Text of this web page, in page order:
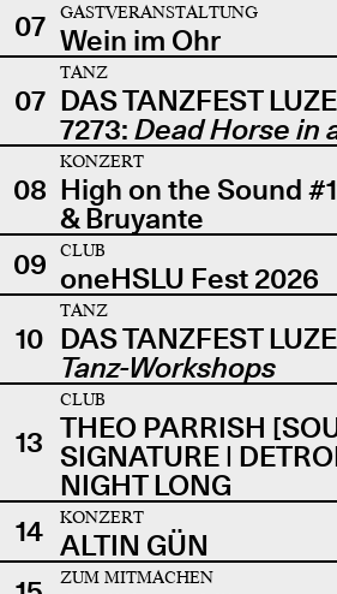
07
GASTVERANSTALTUNG
Wein im Ohr
07
TANZ
DAS TANZFEST
7273: Dead Horse in
08
KONZERT
High on the Sound
& Bruyante
09
CLUB
oneHSLU Fest 2026
10
TANZ
DAS TANZFEST
Tanz-Workshops
13
CLUB
THEO PARRISH
SIGNATURE |
NIGHT LONG
14
KONZERT
ALTIN GÜN
ZUM MITMACHEN